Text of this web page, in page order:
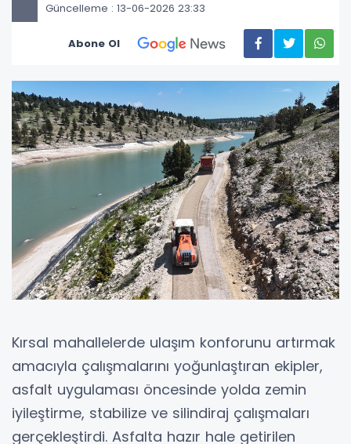
Güncelleme : 13-06-2026 23:33
Abone Ol
Kırsal mahallelerde ulaşım konforunu artırmak
amacıyla çalışmalarını yoğunlaştıran ekipler,
asfalt uygulaması öncesinde yolda zemin
iyileştirme, stabilize ve silindiraj çalışmaları
gerçekleştirdi. Asfalta hazır hale getirilen